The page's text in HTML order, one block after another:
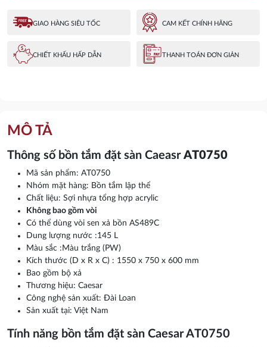
lượng
GIAO HÀNG SIÊU TỐC CAM KẾT CHÍNH HÃNG
CHIẾT KHẤU HẤP DẪN THANH TOÁN ĐƠN GIẢN
MÔ TẢ
Thông số bồn tắm đặt sàn Caeasr AT0750
Mã sản phẩm: AT0750
Nhóm mặt hàng: Bồn tắm lập thể
Chất liệu: Sợi nhựa tổng hợp acrylic
Không bao gồm vòi
Có thể dùng vòi sen xả bồn AS489C
Dung lượng nước :145 L
Màu sắc :Màu trắng (PW)
Kích thước (D x R x C) : 1550 x 750 x 600 mm
Bao gồm bộ xả
Thương hiệu: Caesar
Công nghệ sản xuất: Đài Loan
Sản xuất tại: Việt Nam
Tính năng bồn tắm đặt sàn Caesar AT0750